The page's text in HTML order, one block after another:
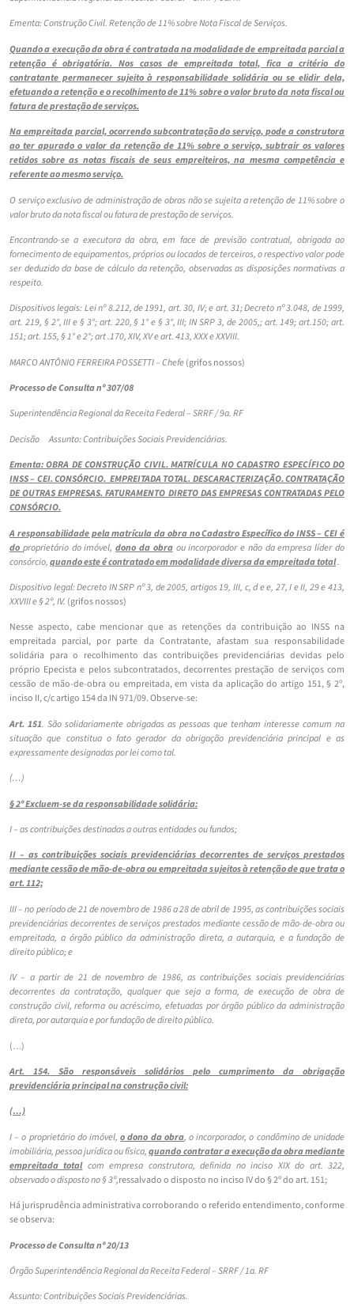
Ementa: Construção Civil. Retenção de 11% sobre Nota Fiscal de Serviços.
Quando a execução da obra é contratada na modalidade de empreitada parcial a
retenção é obrigatória. Nos casos de empreitada total, fica a critério do
contratante permanecer sujeito à responsabilidade solidária ou se elidir dela,
efetuando a retenção e o recolhimento de 11% sobre o valor bruto da nota fiscal ou
fatura de prestação de serviços.
Na empreitada parcial, ocorrendo subcontratação do serviço, pode a construtora
ao ter apurado o valor da retenção de 11% sobre o serviço, subtrair os valores
retidos sobre as notas fiscais de seus empreiteiros, na mesma competência e
referente ao mesmo serviço.
O serviço exclusivo de administração de obras não se sujeita a retenção de 11% sobre o
valor bruto da nota fiscal ou fatura de prestação de serviços.
Encontrando-se a executora da obra, em face de previsão contratual, obrigada ao
fornecimento de equipamentos, próprios ou locados de terceiros, o respectivo valor pode
ser deduzido da base de cálculo da retenção, observadas as disposições normativas a
respeito.
Dispositivos legais: Lei nº 8.212, de 1991, art. 30, IV; e art. 31; Decreto nº 3.048, de 1999,
art. 219, § 2°, III e § 3°; art. 220, § 1° e § 3°, III; IN SRP 3, de 2005,; art. 149; art.150; art.
151; art. 155, § 1° e 2°; art .170, XIV, XV e art. 413, XXX e XXVIII.
MARCO ANTÔNIO FERREIRA POSSETTI – Chefe(grifos nossos)
Processo de Consulta nº 307/08
Superintendência Regional da Receita Federal – SRRF / 9a. RF
Decisão Assunto: Contribuições Sociais Previdenciárias.
Ementa: OBRA DE CONSTRUÇÃO CIVIL. MATRÍCULA NO CADASTRO ESPECÍFICO DO
INSS – CEI. CONSÓRCIO. EMPREITADA TOTAL. DESCARACTERIZAÇÃO. CONTRATAÇÃO
DE OUTRAS EMPRESAS. FATURAMENTO DIRETO DAS EMPRESAS CONTRATADAS PELO
CONSÓRCIO.
A responsabilidade pela matrícula da obra no Cadastro Específico do INSS – CEI é
do proprietário do imóvel,dono da obraou incorporador e não da empresa líder do
consórcio,quando este é contratado em modalidade diversa da empreitada total.
Dispositivo legal: Decreto IN SRP nº 3, de 2005, artigos 19, III, c, d e e, 27, I e II, 29 e 413,
XXVIII e § 2º, IV. (grifos nossos)
Nesse aspecto, cabe mencionar que as retenções da contribuição ao INSS na
empreitada parcial, por parte da Contratante, afastam sua responsabilidade
solidária para o recolhimento das contribuições previdenciárias devidas pelo
próprio Epecista e pelos subcontratados, decorrentes prestação de serviços com
cessão de mão-de-obra ou empreitada, em vista da aplicação do artigo 151, § 2º,
inciso II, c/c artigo 154 da IN 971/09. Observe-se:
Art. 151. São solidariamente obrigadas as pessoas que tenham interesse comum na
situação que constitua o fato gerador da obrigação previdenciária principal e as
expressamente designadas por lei como tal.
(…)
§ 2º Excluem-se da responsabilidade solidária:
I – as contribuições destinadas a outras entidades ou fundos;
II – as contribuições sociais previdenciárias decorrentes de serviços prestados
mediante cessão de mão-de-obra ou empreitada sujeitos à retenção de que trata o
art. 112;
III – no período de 21 de novembro de 1986 a 28 de abril de 1995, as contribuições sociais
previdenciárias decorrentes de serviços prestados mediante cessão de mão-de-obra ou
empreitada, a órgão público da administração direta, a autarquia, e a fundação de
direito público; e
IV – a partir de 21 de novembro de 1986, as contribuições sociais previdenciárias
decorrentes da contratação, qualquer que seja a forma, de execução de obra de
construção civil, reforma ou acréscimo, efetuadas por órgão público da administração
direta, por autarquia e por fundação de direito público.
(…)
Art. 154. São responsáveis solidários pelo cumprimento da obrigação
previdenciária principal na construção civil:
(…)
I – o proprietário do imóvel,o dono da obra, o incorporador, o condômino de unidade
imobiliária, pessoa jurídica ou física,quando contratar a execução da obra mediante
empreitada totalcom empresa construtora, definida no inciso XIX do art. 322,
observado o disposto no § 3º,ressalvado o disposto no inciso IV do § 2º do art. 151;
Há jurisprudência administrativa corroborando o referido entendimento, conforme
se observa:
Processo de Consulta nº 20/13
Órgão Superintendência Regional da Receita Federal – SRRF / 1a. RF
Assunto: Contribuições Sociais Previdenciárias.